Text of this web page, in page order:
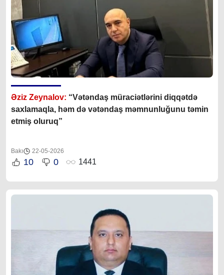
Əziz Zeynalov: “Vətəndaş müraciətlərini diqqətdə
saxlamaqla, həm də vətəndaş məmnunluğunu təmin
etmiş oluruq”
Bakı 22-05-2026
10 0 1441